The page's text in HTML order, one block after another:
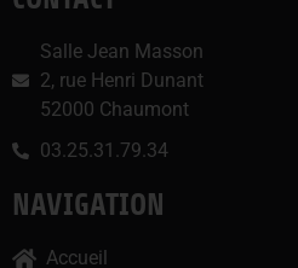
Salle Jean Masson
2, rue Henri Dunant
52000 Chaumont
03.25.31.79.34
NAVIGATION
Accueil